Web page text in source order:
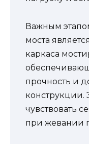
Важным
моста
каркаса
прочность и
конструкции.
чувствовать
при жевании